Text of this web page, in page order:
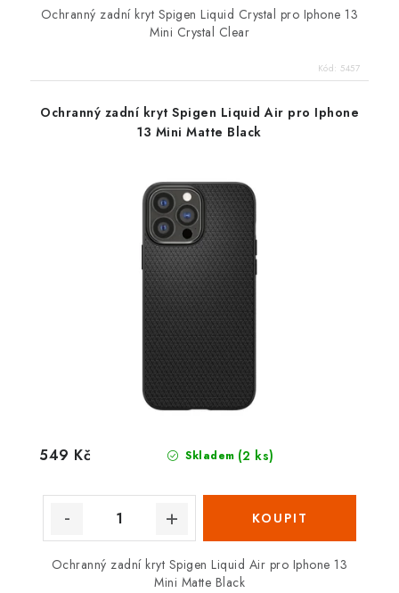
Ochranný zadní kryt Spigen Liquid Crystal pro Iphone 13
Mini Crystal Clear
Kód: 5457
Ochranný zadní kryt Spigen Liquid Air pro Iphone
13 Mini Matte Black
Skladem (2 ks)
549 Kč
Ochranný zadní kryt Spigen Liquid Air pro Iphone 13
Mini Matte Black